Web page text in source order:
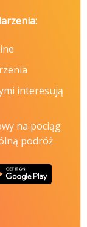
interesują
na pociąg
podróż